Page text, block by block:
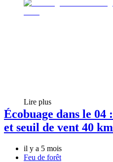
Lire plus
Écobuage dans le
et seuil de vent 40
il y a 5 mois
Feu de forêt